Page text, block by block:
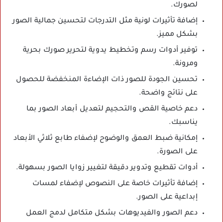
لصورك.
إضافة تأثيرات لونية مثل التدرجات لتحسين جمالية الصور
بشكل مميز.
توفير أدوات رسم وتخطيط يدوية لتحرير صورك بحرية
ومرونة.
تحسين الجودة للصور ذات الإضاءة المنخفضة للحصول
على نتائج واضحة.
دعم خاصية القص والتحجيم لتعديل أبعاد الصور بما
يناسبك.
إمكانية ضبط العمق والوضوح لإضفاء طابع ثلاثي الأبعاد
على الصورة.
أدوات تقطيع وتدوير دقيقة لتغيير زوايا الصور بسهولة.
إضافة تأثيرات خاصة على النصوص لإضفاء لمسات
إبداعية على الصور.
دعم الصور والفيديوهات بشكل متكامل لدمج العمل